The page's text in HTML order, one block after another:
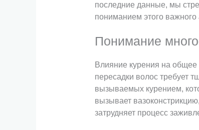
последние данные, мы
пониманием этого важного
Понимание
Влияние курения на общее
пересадки волос требует
вызываемых курением,
вызывает
затрудняет процесс